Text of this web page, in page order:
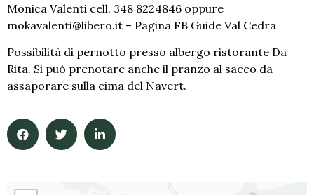
Monica Valenti cell. 348 8224846 oppure
mokavalenti@libero.it – Pagina FB Guide Val Cedra
Possibilità di pernotto presso albergo ristorante Da
Rita. Si può prenotare anche il pranzo al sacco da
assaporare sulla cima del Navert.